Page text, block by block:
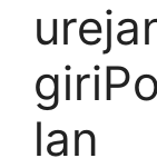
lan